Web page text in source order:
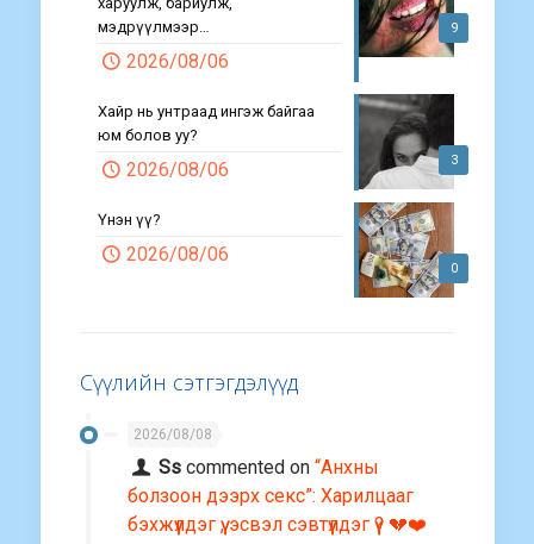
9
мэдрүүлмээр…
2026/08/06
3
Хайр нь унтраад ингэж байгаа
юм болов уу?
2026/08/06
0
Үнэн үү?
2026/08/06
Сүүлийн сэтгэгдэлүүд
2026/08/08
Ss commented on“Анхны
болзоон дээрх секс”: Харилцааг
бэхжүүлдэг үү, эсвэл сэвтүүлдэг үү? 💔❤️